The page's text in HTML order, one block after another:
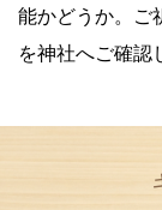
能かどうか。 ご
を神社へご確認